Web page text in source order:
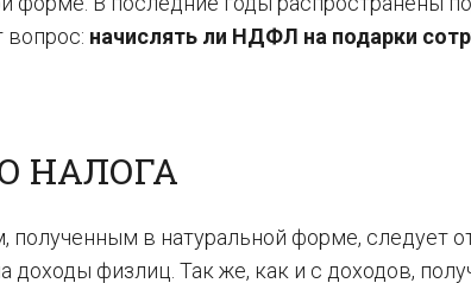
вопрос: начислять ли НДФЛ на подарки
НАЛОГА
полученным в натуральной форме, следует
доходы физлиц. Так же, как и с доходов,